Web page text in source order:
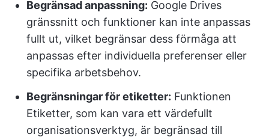
Begränsad anpassning: Google Drives
gränssnitt och funktioner kan inte anpassas
fullt ut, vilket begränsar dess förmåga att
anpassas efter individuella preferenser eller
specifika arbetsbehov.
Begränsningar för etiketter: Funktionen
Etiketter, som kan vara ett värdefullt
organisationsverktyg, är begränsad till